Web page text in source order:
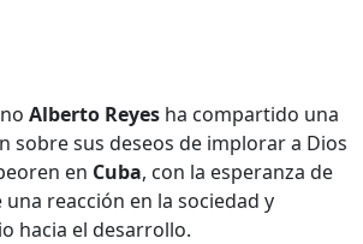
Alberto Reyes ha compartido una
sobre sus deseos de implorar a Dios
en Cuba, con la esperanza de
reacción en la sociedad y
hacia el desarrollo.